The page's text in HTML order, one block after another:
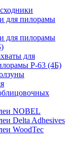
для пилорамы
для пилорамы
для
Р-63 (4Б)
NOBEL
Delta Adhesives
WoodTec